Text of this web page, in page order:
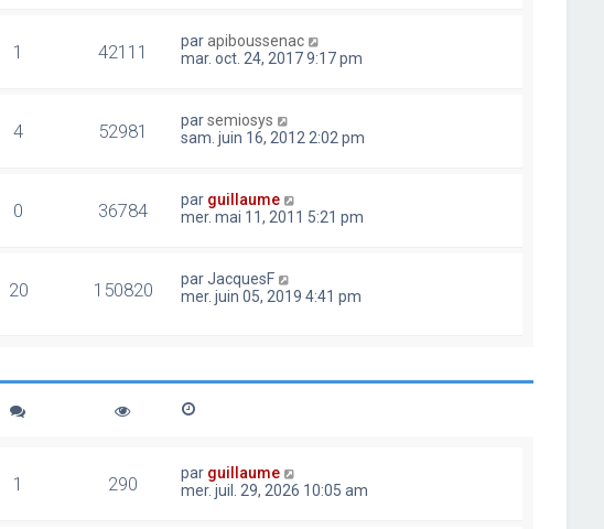
1 42111 parapiboussenac
mar. oct. 24, 2017 9:17 pm
4 52981 parsemiosys
sam. juin 16, 2012 2:02 pm
0 36784 par guillaume
mer. mai 11, 2011 5:21 pm
20 150820 parJacquesF
mer. juin 05, 2019 4:41 pm
1 290 par guillaume
mer. juil. 29, 2026 10:05 am